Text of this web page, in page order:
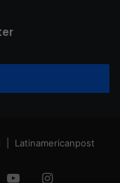
| Latinamericanpost
YouTubeInstagram